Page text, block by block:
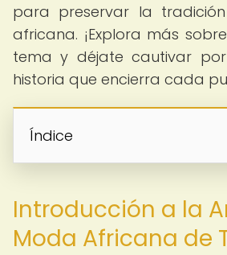
para preservar la
africana. ¡Explora más
tema y déjate cautivar
historia que encierra cada
Índice
Introducción a la
Moda Africana de